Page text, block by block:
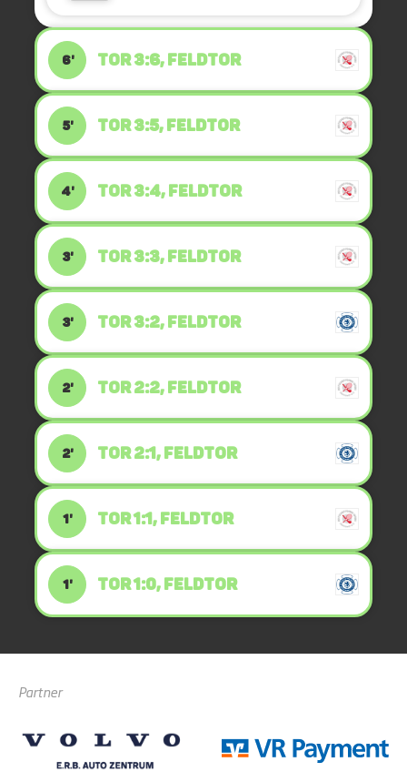
6' TOR 3:6, FELDTOR
5' TOR 3:5, FELDTOR
4' TOR 3:4, FELDTOR
3' TOR 3:3, FELDTOR
3' TOR 3:2, FELDTOR
2' TOR 2:2, FELDTOR
2' TOR 2:1, FELDTOR
1' TOR 1:1, FELDTOR
1' TOR 1:0, FELDTOR
Partner